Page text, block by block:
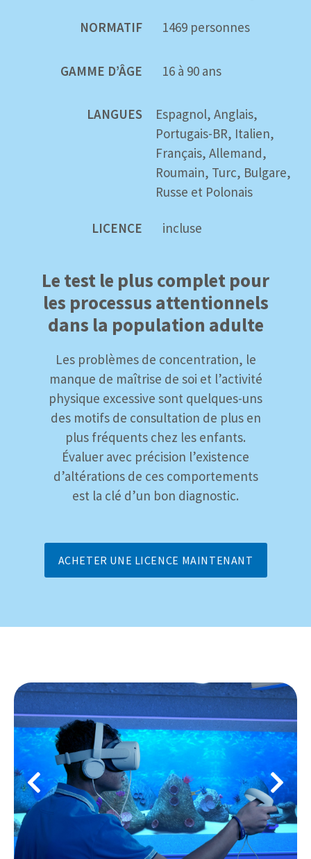
NORMATIF 1469 personnes
GAMME D’ÂGE 16 à 90 ans
LANGUES
Espagnol, Anglais,
Portugais-BR, Italien,
Français, Allemand,
Roumain, Turc, Bulgare,
Russe et Polonais
LICENCE incluse
Le test le plus complet pour
les processus attentionnels
dans la population adulte
Les problèmes de concentration, le
manque de maîtrise de soi et l’activité
physique excessive sont quelques-uns
des motifs de consultation de plus en
plus fréquents chez les enfants.
Évaluer avec précision l’existence
d’altérations de ces comportements
est la clé d’un bon diagnostic.
ACHETER UNE LICENCE MAINTENANT